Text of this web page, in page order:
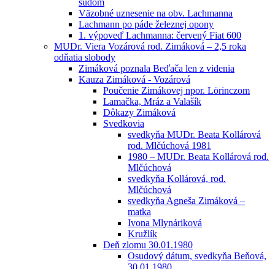
Väzobné uznesenie na obv. Lachmanna
Lachmann po páde železnej opony
1. výpoveď Lachmanna: červený Fiat 600
MUDr. Viera Vozárová rod. Zimáková – 2,5 roka
odňatia slobody
Zimáková poznala Beďača len z videnia
Kauza Zimáková - Vozárová
Poučenie Zimákovej npor. Lörinczom
Lamačka, Mráz a Valašík
Dôkazy Zimáková
Svedkovia
svedkyňa MUDr. Beata Kollárová
rod. Mlčúchová 1981
1980 – MUDr. Beata Kollárová rod.
Mlčúchová
svedkyňa Kollárová, rod.
Mlčúchová
svedkyňa Agneša Zimáková –
matka
Ivona Mlynáriková
Kružlík
Deň zlomu 30.01.1980
Osudový dátum, svedkyňa Beňová,
30.01.1980